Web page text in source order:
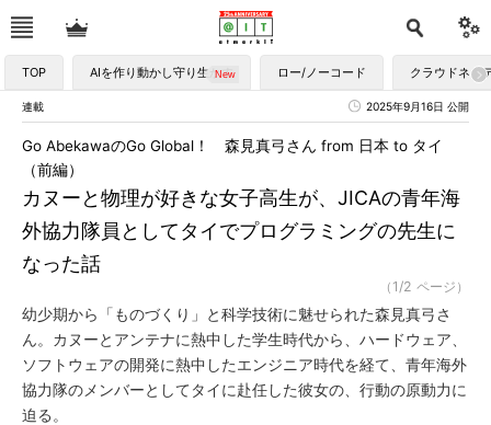
TOP AIを作り動かし守り生かす ロー/ノーコード クラウドネイ
連載 2025年9月16日 公開
カヌーと物理が好きな女子高生が、JICAの青年海
外協力隊員としてタイでプログラミングの先生に
なった話
Go AbekawaのGo Global！ 森見真弓さん from 日本 to タイ
（前編）
（1/2 ページ）
幼少期から「ものづくり」と科学技術に魅せられた森見真弓さ
ん。カヌーとアンテナに熱中した学生時代から、ハードウェア、
ソフトウェアの開発に熱中したエンジニア時代を経て、青年海外
協力隊のメンバーとしてタイに赴任した彼女の、行動の原動力に
迫る。